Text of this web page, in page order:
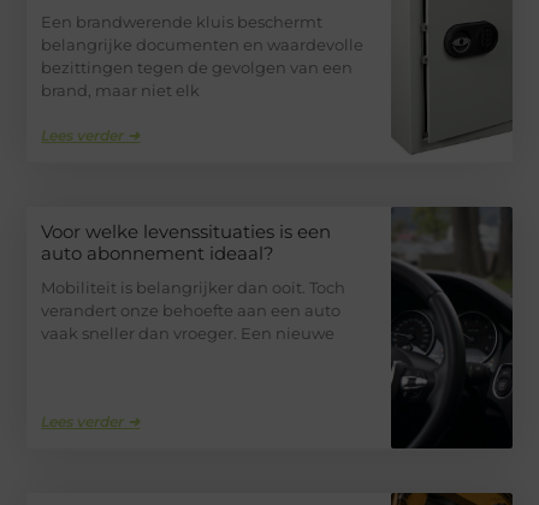
Een brandwerende kluis beschermt
belangrijke documenten en waardevolle
bezittingen tegen de gevolgen van een
brand, maar niet elk
Lees verder ➜
Voor welke levenssituaties is een
auto abonnement ideaal?
Mobiliteit is belangrijker dan ooit. Toch
verandert onze behoefte aan een auto
vaak sneller dan vroeger. Een nieuwe
Lees verder ➜